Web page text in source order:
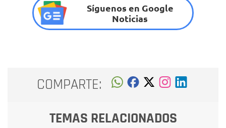
Síguenos en Google
Noticias
COMPARTE:
TEMAS RELACIONADOS